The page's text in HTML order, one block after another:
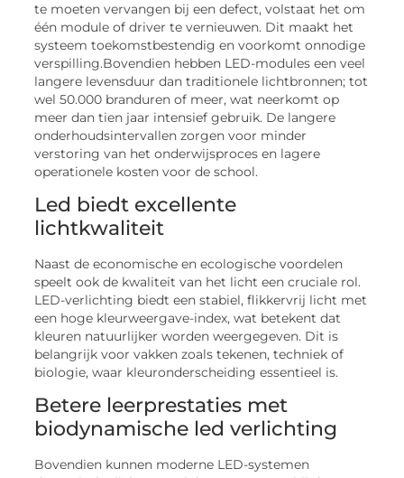
te moeten vervangen bij een defect, volstaat het om
één module of driver te vernieuwen. Dit maakt het
systeem toekomstbestendig en voorkomt onnodige
verspilling.Bovendien hebben LED-modules een veel
langere levensduur dan traditionele lichtbronnen; tot
wel 50.000 branduren of meer, wat neerkomt op
meer dan tien jaar intensief gebruik. De langere
onderhoudsintervallen zorgen voor minder
verstoring van het onderwijsproces en lagere
operationele kosten voor de school.
Led biedt excellente
lichtkwaliteit
Naast de economische en ecologische voordelen
speelt ook de kwaliteit van het licht een cruciale rol.
LED-verlichting biedt een stabiel, flikkervrij licht met
een hoge kleurweergave-index, wat betekent dat
kleuren natuurlijker worden weergegeven. Dit is
belangrijk voor vakken zoals tekenen, techniek of
biologie, waar kleuronderscheiding essentieel is.
Betere leerprestaties met
biodynamische led verlichting
Bovendien kunnen moderne LED-systemen